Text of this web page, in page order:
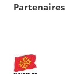
Partenaires